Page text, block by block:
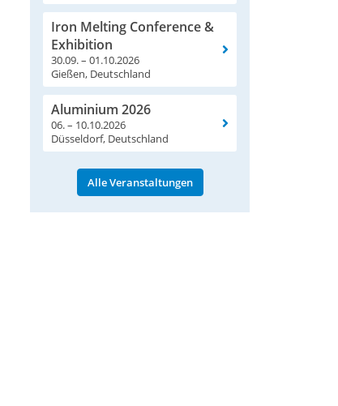
Iron Melting Conference &
Exhibition
30.09. – 01.10.2026
Gießen, Deutschland
Aluminium 2026
06. – 10.10.2026
Düsseldorf, Deutschland
Alle Veranstaltungen